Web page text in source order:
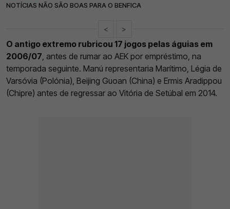
NOTÍCIAS NÃO SÃO BOAS PARA O BENFICA
< >
O antigo extremo rubricou 17 jogos pelas águias em
2006/07 , antes de rumar ao AEK por empréstimo, na
temporada seguinte. Manú representaria Marítimo, Légia de
Varsóvia (Polónia), Beijing Guoan (China) e Ermis Aradippou
(Chipre) antes de regressar ao Vitória de Setúbal em 2014.